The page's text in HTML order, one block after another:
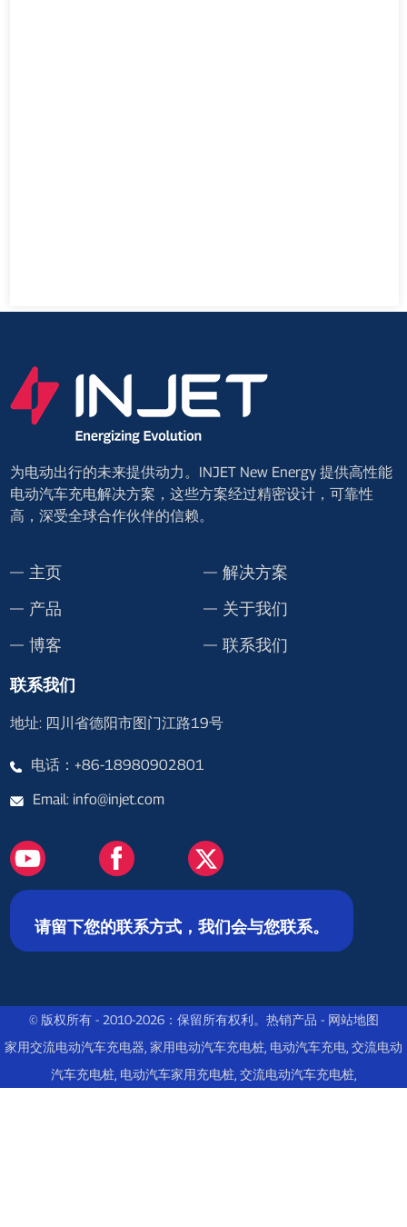
为电动出行的未来提供动力。INJET New Energy 提供高性能
电动汽车充电解决方案，这些方案经过精密设计，可靠性
高，深受全球合作伙伴的信赖。
主页
解决方案
产品
关于我们
博客
联系我们
联系我们
地址: 四川省德阳市图门江路19号
电话：+86-18980902801
Email: info@injet.com
请留下您的联系方式，我们会与您联系。
© 版权所有 - 2010-2026：保留所有权利。 热销产品 - 网站地图
家用交流电动汽车充电器, 家用电动汽车充电桩, 电动汽车充电, 交流电动
汽车充电桩, 电动汽车家用充电桩, 交流电动汽车充电桩,